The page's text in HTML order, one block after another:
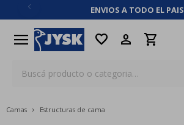
ENVIOS A TODO EL PAIS
menu favorite
Camas Estructuras de cama
close